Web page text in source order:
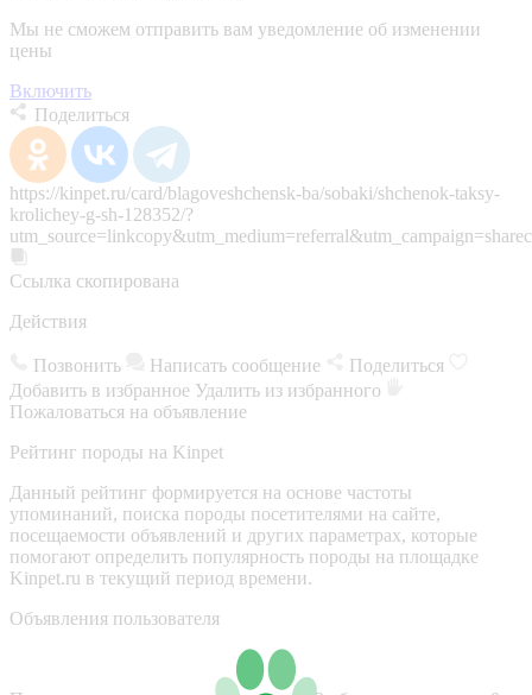
Мы не сможем отправить вам уведомление об изменении
цены
Включить
Поделиться
https://kinpet.ru/card/blagoveshchensk-ba/sobaki/shchenok-taksy-
krolichey-g-sh-128352/?
Ссылка скопирована
Действия
Позвонить Написать сообщение
Поделиться
Добавить в избранное Удалить из избранного
Пожаловаться на объявление
Рейтинг породы на Kinpet
Данный рейтинг формируется на основе частоты
упоминаний, поиска породы посетителями на сайте,
посещаемости объявлений и других параметрах, которые
помогают определить популярность породы на площадке
Kinpet.ru в текущий период времени.
Объявления пользователя